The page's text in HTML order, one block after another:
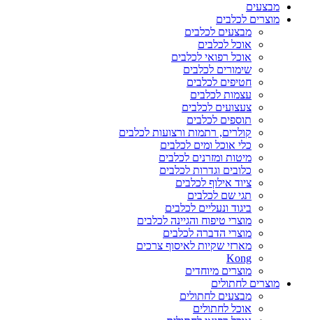
מבצעים
מוצרים לכלבים
מבצעים לכלבים
אוכל לכלבים
אוכל רפואי לכלבים
שימורים לכלבים
חטיפים לכלבים
עצמות לכלבים
צעצועים לכלבים
תוספים לכלבים
קולרים, רתמות ורצועות לכלבים
כלי אוכל ומים לכלבים
מיטות ומזרנים לכלבים
כלובים וגדרות לכלבים
ציוד אילוף לכלבים
תגי שם לכלבים
ביגוד ונעליים לכלבים
מוצרי טיפוח והגיינה לכלבים
מוצרי הדברה לכלבים
מארזי שקיות לאיסוף צרכים
Kong
מוצרים מיוחדים
מוצרים לחתולים
מבצעים לחתולים
אוכל לחתולים